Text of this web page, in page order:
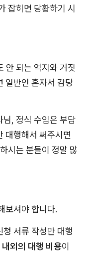
잡히면 당황하기 시
안 되는 억지와 거짓
일반인 혼자서 감당
님, 정식 수임은 부담
대행해서 써주시면
시는 분들이 정말 많
보셔야 합니다.
서류 작성만 대행
외의 대행 비용이